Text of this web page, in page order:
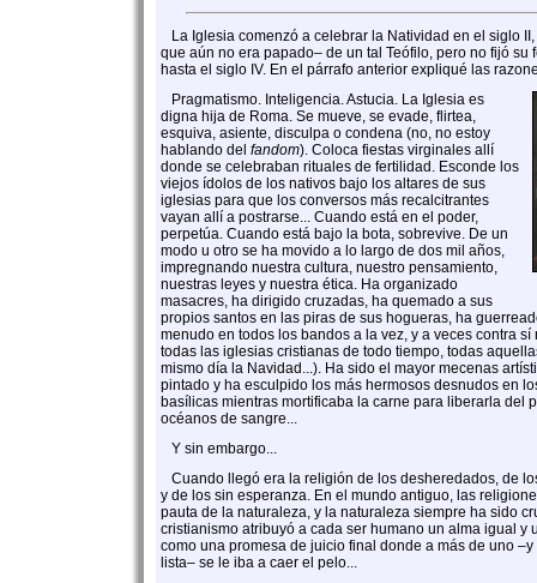
La Iglesia comenzó a celebrar la Natividad en el siglo
que aún no era papado– de un tal Teófilo, pero no fijó su
hasta el siglo IV. En el párrafo anterior expliqué las
Pragmatismo. Inteligencia. Astucia. La Iglesia es
digna hija de Roma. Se mueve, se evade, flirtea,
esquiva, asiente, disculpa o condena (no, no estoy
hablando del fandom). Coloca fiestas virginales allí
donde se celebraban rituales de fertilidad. Esconde los
viejos ídolos de los nativos bajo los altares de sus
iglesias para que los conversos más recalcitrantes
vayan allí a postrarse... Cuando está en el poder,
perpetúa. Cuando está bajo la bota, sobrevive. De un
modo u otro se ha movido a lo largo de dos mil años,
impregnando nuestra cultura, nuestro pensamiento,
nuestras leyes y nuestra ética. Ha organizado
masacres, ha dirigido cruzadas, ha quemado a sus
propios santos en las piras de sus hogueras, ha
menudo en todos los bandos a la vez, y a veces contra
todas las iglesias cristianas de todo tiempo, todas
mismo día la Navidad...). Ha sido el mayor mecenas
pintado y ha esculpido los más hermosos desnudos en
basílicas mientras mortificaba la carne para liberarla del
océanos de sangre...
Y sin embargo...
Cuando llegó era la religión de los desheredados, de
y de los sin esperanza. En el mundo antiguo, las
pauta de la naturaleza, y la naturaleza siempre ha sido
cristianismo atribuyó a cada ser humano un alma igual y
como una promesa de juicio final donde a más de uno
lista– se le iba a caer el pelo...